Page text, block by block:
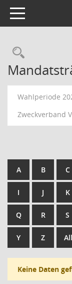
Toggle navigation
Wahlperiode
Zweckverband
A B C
I J K
Q R S
Y Z
Keine Daten